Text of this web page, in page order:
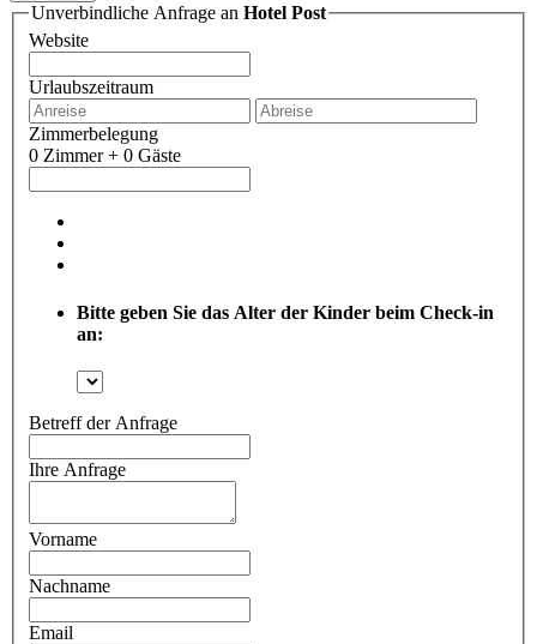
Unverbindliche Anfrage an Hotel Post
Website
Urlaubszeitraum
Zimmerbelegung
0 Zimmer + 0 Gäste
Bitte geben Sie das Alter der Kinder beim Check-in
an:
Betreff der Anfrage
Ihre Anfrage
Vorname
Nachname
Email